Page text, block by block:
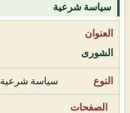
سياسة شرعية
الشورى
سياسة شرعية